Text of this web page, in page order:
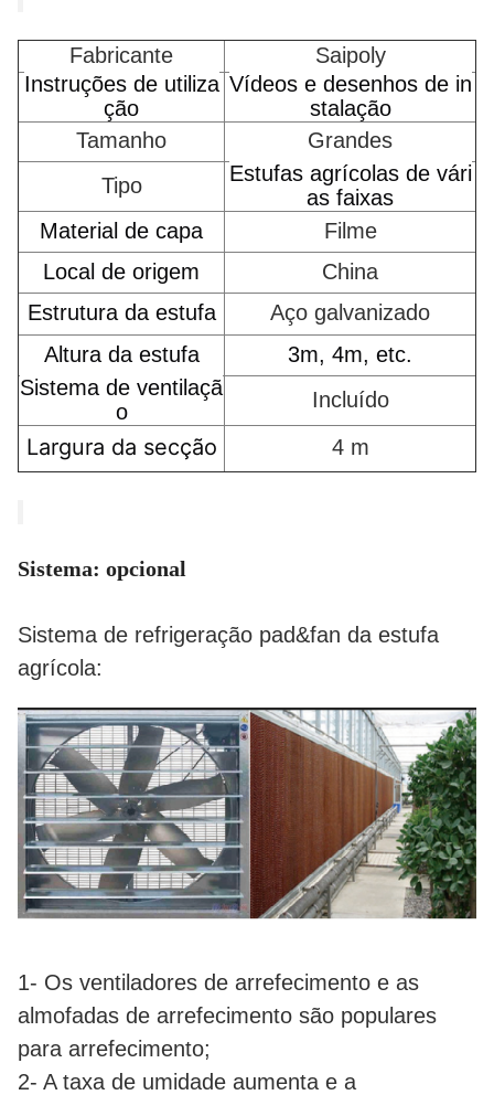
Fabricante
Saipoly
Instruções de utiliza
ção
Vídeos e desenhos de in
stalação
Tamanho
Grandes
Tipo
Estufas agrícolas de vári
as faixas
Material de capa
Filme
Local de origem
China
Estrutura da estufa
Aço galvanizado
Altura da estufa
3m, 4m, etc.
Sistema de ventilaçã
o
Incluído
Largura da secção 4 m
Sistema: opcional
Sistema de refrigeração pad&fan da estufa
agrícola:
1- Os ventiladores de arrefecimento e as
almofadas de arrefecimento são populares
para arrefecimento;
2- A taxa de umidade aumenta e a